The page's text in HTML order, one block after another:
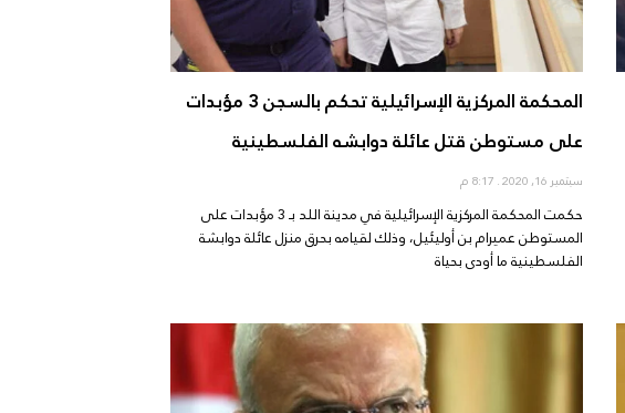
المحكمة المركزية الإسرائيلية تحكم بالسجن 3 مؤبدات
على مستوطن قتل عائلة دوابشه الفلسطينية
سبتمبر 16, 2020
حكمت المحكمة المركزية الإسرائيلية في مدينة اللد بـ 3 مؤبدات على
المستوطن عميرام بن أوليئيل، وذلك لقيامه بحرق منزل عائلة دوابشة
الفلسطينية ما أودى بحياة